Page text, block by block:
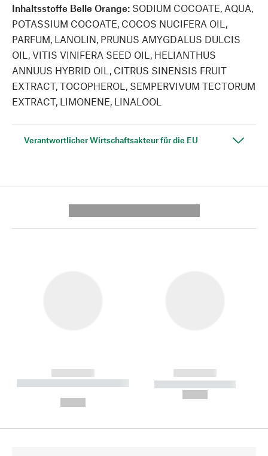
Inhaltsstoffe Belle Orange: SODIUM COCOATE, AQUA,
POTASSIUM COCOATE, COCOS NUCIFERA OIL,
PARFUM, LANOLIN, PRUNUS AMYGDALUS DULCIS
OIL, VITIS VINIFERA SEED OIL, HELIANTHUS
ANNUUS HYBRID OIL, CITRUS SINENSIS FRUIT
EXTRACT, TOCOPHEROL, SEMPERVIVUM TECTORUM
EXTRACT, LIMONENE, LINALOOL
Verantwortlicher Wirtschaftsakteur für die EU
------------
----------- ----------- --------
------------
----------- -----------